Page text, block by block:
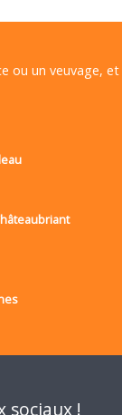
ou un veuvage,
sociaux !